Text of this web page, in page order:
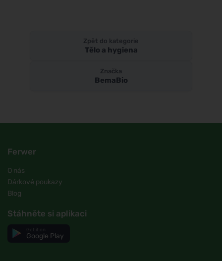
Zpět do kategorie
Tělo a hygiena
Značka
BemaBio
Ferwer
O nás
Dárkové poukazy
Blog
Stáhněte si aplikaci
Google Play